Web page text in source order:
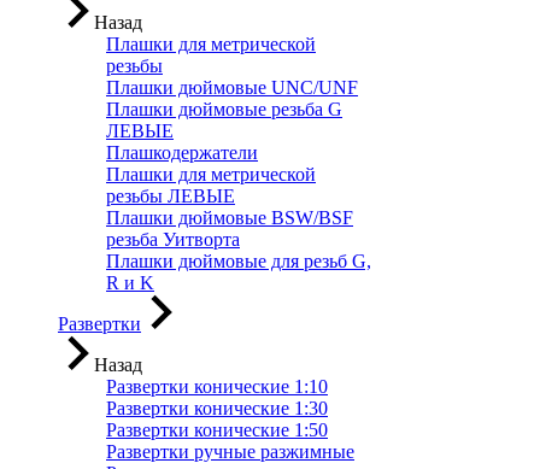
Назад
Плашки для метрической
резьбы
Плашки дюймовые UNC/UNF
Плашки дюймовые резьба G
ЛЕВЫЕ
Плашкодержатели
Плашки для метрической
резьбы ЛЕВЫЕ
Плашки дюймовые BSW/BSF
резьба Уитворта
Плашки дюймовые для резьб G,
R и K
Развертки
Назад
Развертки конические 1:10
Развертки конические 1:30
Развертки конические 1:50
Развертки ручные разжимные